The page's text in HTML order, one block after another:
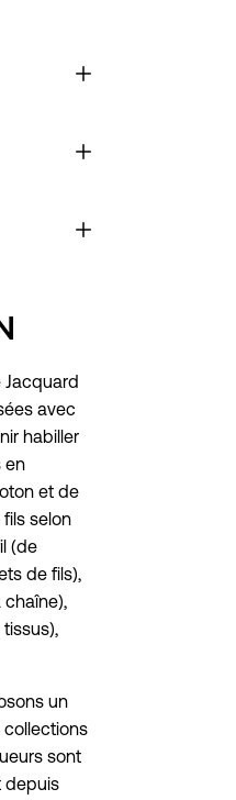
Jacquard
avec
habiller
en
et de
selon
(de
de fils),
un
collections
sont
depuis